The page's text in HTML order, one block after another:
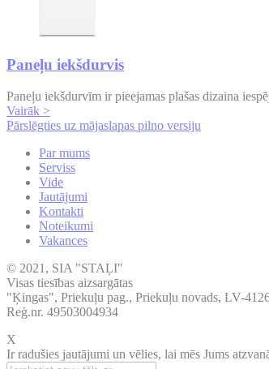
Paneļu iekšdurvis
Paneļu iekšdurvīm ir pieejamas plašas dizaina
Vairāk >
Pārslēgties uz mājaslapas pilno versiju
Par mums
Serviss
Vide
Jautājumi
Kontakti
Noteikumi
Vakances
© 2021, SIA "STAĻI"
Visas tiesības aizsargātas
"Ķingas", Priekuļu pag., Priekuļu novads, LV-
Reģ.nr. 49503004934
X
Ir radušies jautājumi un vēlies, lai mēs Jums